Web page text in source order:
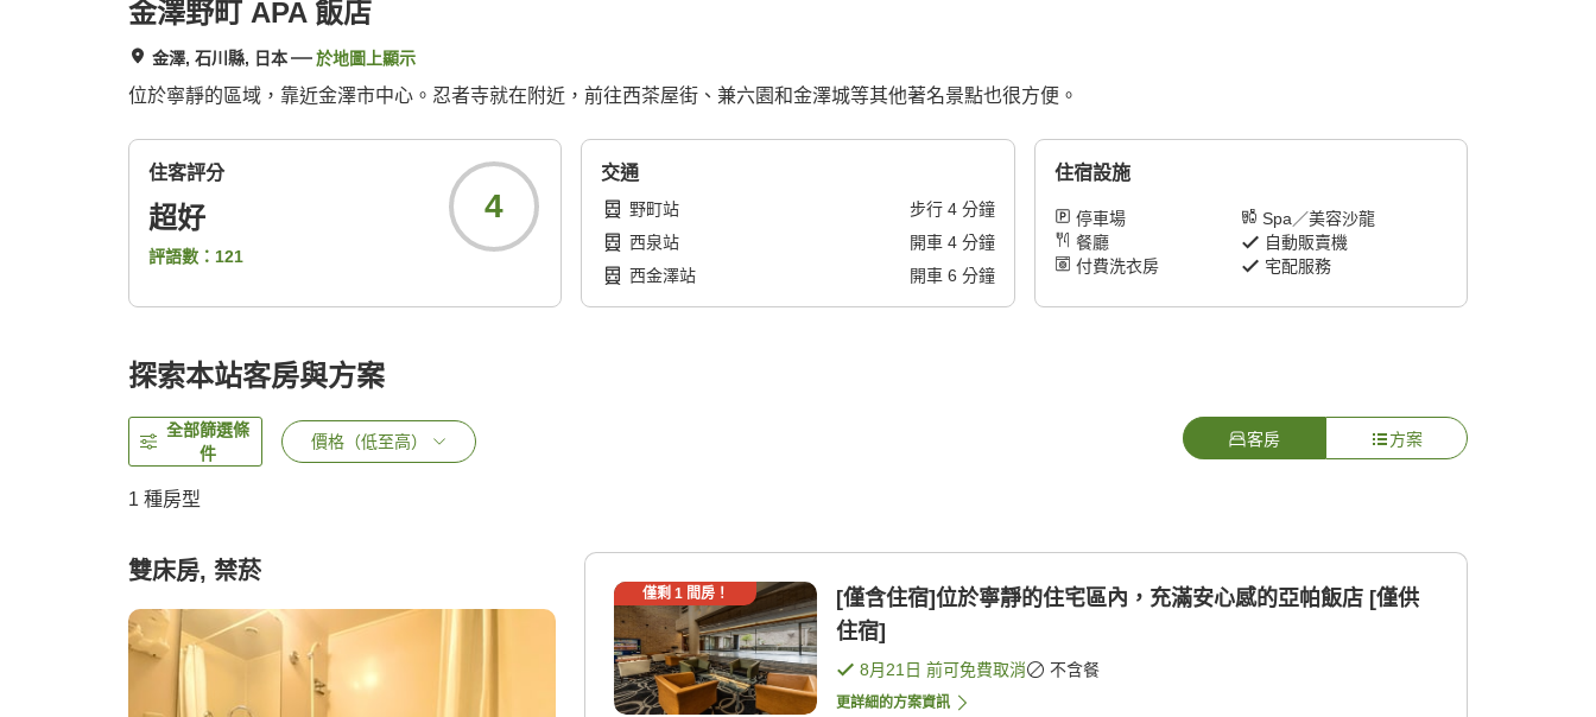
金澤野町 APA 飯店
金澤, 石川縣, 日本 於地圖上顯示
位於寧靜的區域，靠近金澤市中心。忍者寺就在附近，前往西茶屋街、兼六園和金澤城等其他著名景點也很方便。
住客評分
超好
評語數： 121
4
交通
野町站 步行 4分鐘
西泉站
開車 4分鐘
西金澤站
開車 6 分鐘
住宿設施
停車場
Spa／美容沙龍
餐廳
自動販賣機
付費洗衣房
宅配服務
探索本站客房與方案
全部篩選條
件
價格（低至高） 客房 方案
1 種房型
雙床房, 禁菸
僅剩 1間房！
[僅含住宿]位於寧靜的住宅區內，充滿安心感的亞帕飯店 [僅供
住宿]
8月21日 前可免費取消 不含餐
更詳細的方案資訊